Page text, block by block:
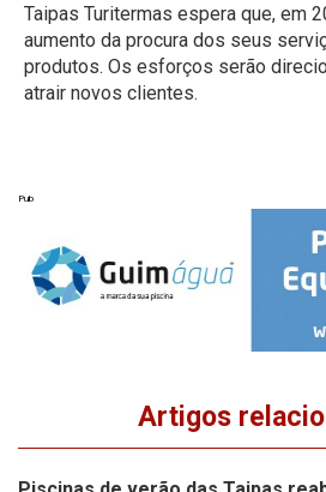
Taipas Turitermas espera que, em
aumento da procura dos seus
produtos. Os esforços serão
atrair novos clientes.
Pub
Artigos